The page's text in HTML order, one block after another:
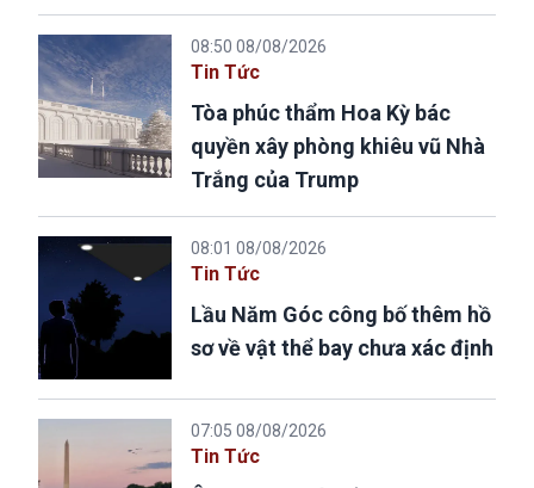
08:50 08/08/2026
Tin Tức
Tòa phúc thẩm Hoa Kỳ bác
quyền xây phòng khiêu vũ Nhà
Trắng của Trump
08:01 08/08/2026
Tin Tức
Lầu Năm Góc công bố thêm hồ
sơ về vật thể bay chưa xác định
07:05 08/08/2026
Tin Tức